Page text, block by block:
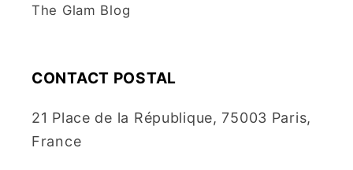
The Glam Blog
CONTACT POSTAL
21 Place de la République, 75003 Paris,
France